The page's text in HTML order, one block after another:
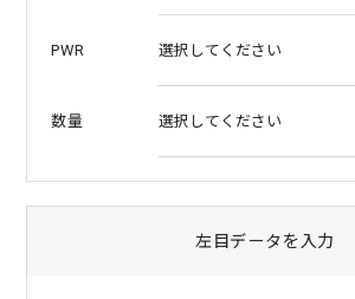
PWR
数量
左目データを入力